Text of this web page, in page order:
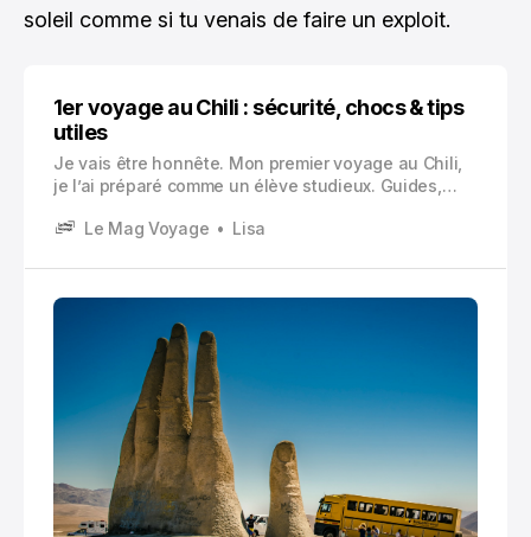
soleil comme si tu venais de faire un exploit.
1er voyage au Chili : sécurité, chocs & tips
utiles
Je vais être honnête. Mon premier voyage au Chili,
je l’ai préparé comme un élève studieux. Guides,
même eu ce petit moment de flottement en arrivant.
Le Mag Voyage Lisa